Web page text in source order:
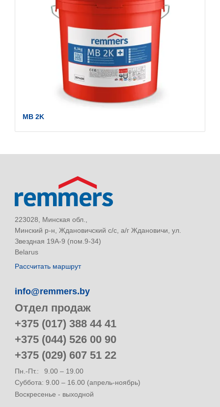
MB 2K
223028, Минская обл.,
Минский р-н, Ждановичский с/с, а/г Ждановичи, ул.
Звездная 19А-9 (пом.9-34)
Belarus
Рассчитать маршрут
info@remmers.by
Отдел продаж
+375 (017) 388 44 41
+375 (044) 526 00 90
+375 (029) 607 51 22
Пн.-Пт.:
9.00 – 19.00
Суббота: 9.00 – 16.00 (апрель-ноябрь)
Воскресенье - выходной